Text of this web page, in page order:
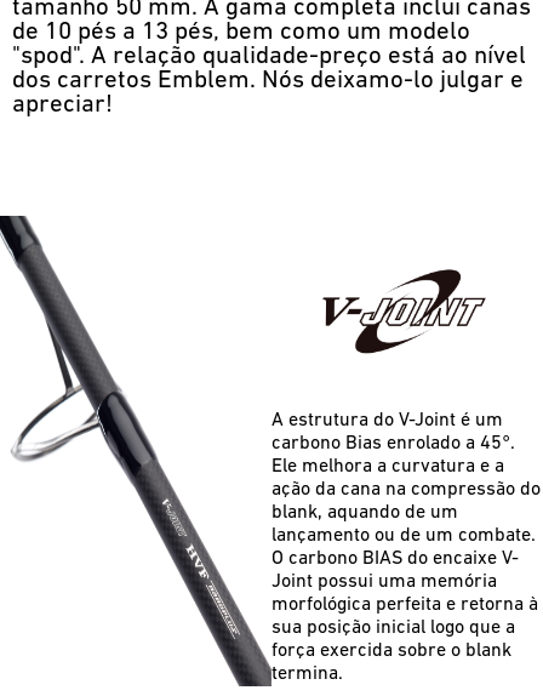
tamanho 50 mm. A gama completa inclui canas
de 10 pés a 13 pés, bem como um modelo
"spod". A relação qualidade-preço está ao nível
dos carretos Emblem. Nós deixamo-lo julgar e
apreciar!
A estrutura do V-Joint é um
carbono Bias enrolado a 45°.
Ele melhora a curvatura e a
ação da cana na compressão do
blank, aquando de um
lançamento ou de um combate.
O carbono BIAS do encaixe V-
Joint possui uma memória
morfológica perfeita e retorna à
sua posição inicial logo que a
força exercida sobre o blank
termina.